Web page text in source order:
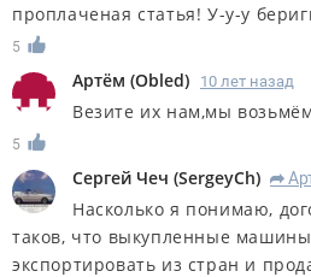
проплаченая статья! У-у-у
5
Артём (Obled) 10 лет назад
Везите их нам,мы
5
Сергей Чеч (SergeyCh) R
Насколько я понимаю,
таков, что выкупленные
экспортировать из стран и